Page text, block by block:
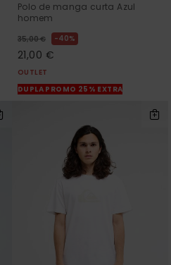
Polo de manga curta Azul
homem
35,00 € 40%
21,00 €
OUTLET
DUPLA PROMO 25% EXTRA